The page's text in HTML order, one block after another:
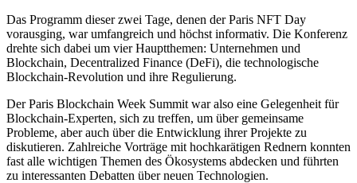
Das Programm dieser zwei Tage, denen der Paris NFT Day
vorausging, war umfangreich und höchst informativ. Die Konferenz
drehte sich dabei um vier Hauptthemen: Unternehmen und
Blockchain, Decentralized Finance (DeFi), die technologische
Blockchain-Revolution und ihre Regulierung.
Der Paris Blockchain Week Summit war also eine Gelegenheit für
Blockchain-Experten, sich zu treffen, um über gemeinsame
Probleme, aber auch über die Entwicklung ihrer Projekte zu
diskutieren. Zahlreiche Vorträge mit hochkarätigen Rednern konnten
fast alle wichtigen Themen des Ökosystems abdecken und führten
zu interessanten Debatten über neuen Technologien.